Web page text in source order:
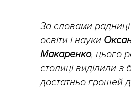
За словами радниці
освіти і науки
Макаренко, цього
столиці виділили
достатньо грошей